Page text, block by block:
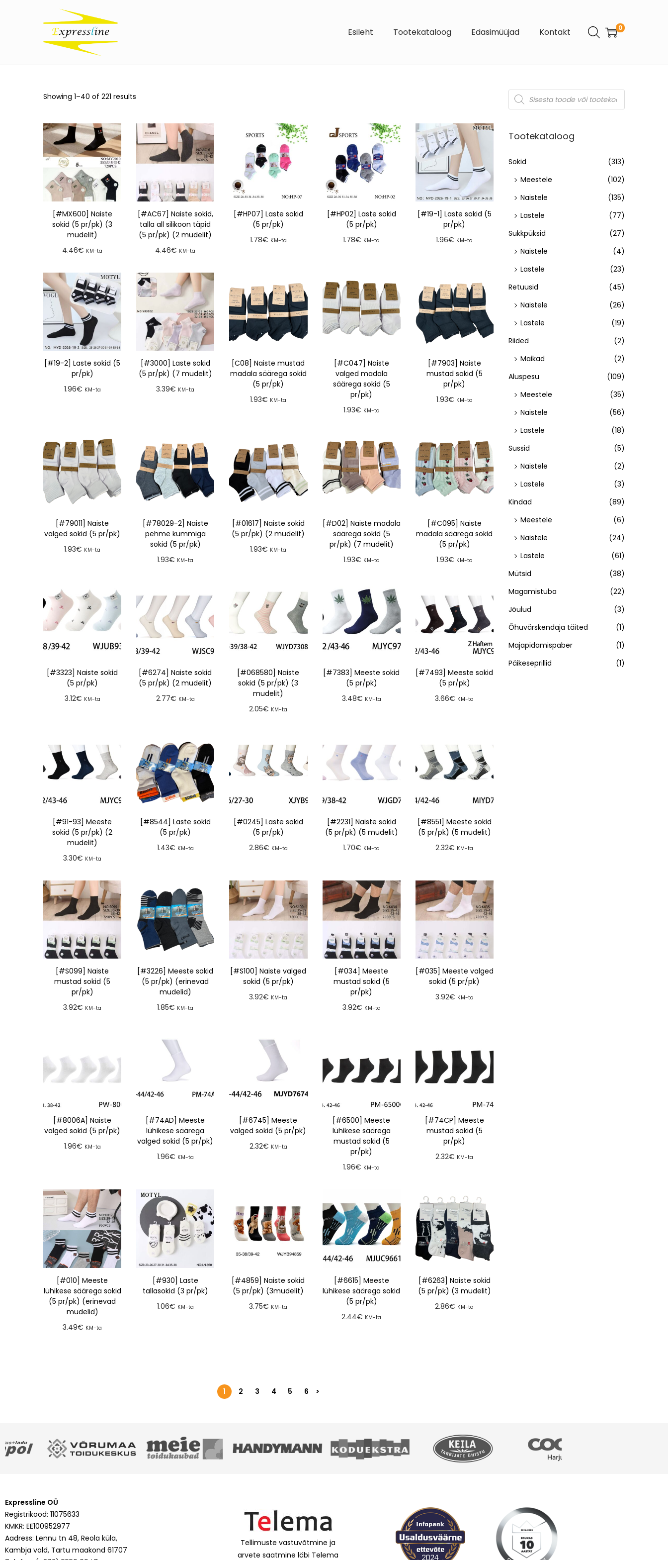
Esileht Tootekataloog Edasimüüjad Kontakt 0
Showing 1–40 of 221 results
[#MX600] Naiste
sokid (5 pr/pk) (3
mudelit)
4.46€ KM-ta
[#AC67] Naiste sokid,
talla all silikoon täpid
(5 pr/pk) (2 mudelit)
4.46€ KM-ta
[#HP07] Laste sokid
(5 pr/pk)
1.78€ KM-ta
[#HP02] Laste sokid
(5 pr/pk)
1.78€ KM-ta
[#19-1] Laste sokid (5
pr/pk)
1.96€ KM-ta
[#19-2] Laste sokid (5
pr/pk)
1.96€ KM-ta
[#3000] Laste sokid
(5 pr/pk) (7 mudelit)
3.39€ KM-ta
[C08] Naiste mustad
madala säärega sokid
(5 pr/pk)
1.93€ KM-ta
[#C047] Naiste
valged madala
säärega sokid (5
pr/pk)
1.93€ KM-ta
[#7903] Naiste
mustad sokid (5
pr/pk)
1.93€ KM-ta
[#79011] Naiste
valged sokid (5 pr/pk)
1.93€ KM-ta
[#78029-2] Naiste
pehme kummiga
sokid (5 pr/pk)
1.93€ KM-ta
[#01617] Naiste sokid
(5 pr/pk) (2 mudelit)
1.93€ KM-ta
[#D02] Naiste madala
säärega sokid (5
pr/pk) (7 mudelit)
1.93€ KM-ta
[#C095] Naiste
madala säärega sokid
(5 pr/pk)
1.93€ KM-ta
[#3323] Naiste sokid
(5 pr/pk)
3.12€ KM-ta
[#6274] Naiste sokid
(5 pr/pk) (2 mudelit)
2.77€ KM-ta
[#068580] Naiste
sokid (5 pr/pk) (3
mudelit)
2.05€ KM-ta
[#7383] Meeste sokid
(5 pr/pk)
3.48€ KM-ta
[#7493] Meeste sokid
(5 pr/pk)
3.66€ KM-ta
[#91-93] Meeste
sokid (5 pr/pk) (2
mudelit)
3.30€ KM-ta
[#8544] Laste sokid
(5 pr/pk)
1.43€ KM-ta
[#0245] Laste sokid
(5 pr/pk)
2.86€ KM-ta
[#2231] Naiste sokid
(5 pr/pk) (5 mudelit)
1.70€ KM-ta
[#8551] Meeste sokid
(5 pr/pk) (5 mudelit)
2.32€ KM-ta
[#S099] Naiste
mustad sokid (5
pr/pk)
3.92€ KM-ta
[#3226] Meeste sokid
(5 pr/pk) (erinevad
mudelid)
1.85€ KM-ta
[#S100] Naiste valged
sokid (5 pr/pk)
3.92€ KM-ta
[#034] Meeste
mustad sokid (5
pr/pk)
3.92€ KM-ta
[#035] Meeste valged
sokid (5 pr/pk)
3.92€ KM-ta
[#8006A] Naiste
valged sokid (5 pr/pk)
1.96€ KM-ta
[#74AD] Meeste
lühikese säärega
valged sokid (5 pr/pk)
1.96€ KM-ta
[#6745] Meeste
valged sokid (5 pr/pk)
2.32€ KM-ta
[#6500] Meeste
lühikese säärega
mustad sokid (5
pr/pk)
1.96€ KM-ta
[#74CP] Meeste
mustad sokid (5
pr/pk)
2.32€ KM-ta
[#010] Meeste
lühikese säärega sokid
(5 pr/pk) (erinevad
mudelid)
3.49€ KM-ta
[#930] Laste
tallasokid (3 pr/pk)
1.06€ KM-ta
[#4859] Naiste sokid
(5 pr/pk) (3mudelit)
3.75€ KM-ta
[#6615] Meeste
lühikese säärega sokid
(5 pr/pk)
2.44€ KM-ta
[#6263] Naiste sokid
(5 pr/pk) (3 mudelit)
2.86€ KM-ta
1 2 3 4 5 6 >
Tootekataloog
Sokid
(313)
Meestele
(102)
Naistele
(135)
Lastele
(77)
Sukkpüksid
(27)
Naistele
(4)
Lastele
(23)
Retuusid
(45)
Naistele
(26)
Lastele
(19)
Riided
(2)
Maikad
(2)
Aluspesu
(109)
Meestele
(35)
Naistele
(56)
Lastele
(18)
Sussid
(5)
Naistele
(2)
Lastele
(3)
Kindad
(89)
Meestele
(6)
Naistele
(24)
Lastele
(61)
Mütsid
(38)
Magamistuba
(22)
Jõulud
(3)
Õhuvärskendaja täited
(1)
Majapidamispaber
(1)
Päikeseprillid
(1)
Expressline OÜ
Registrikood: 11075633
KMKR: EE100952977
Aadress: Lennu tn 48, Reola küla,
Kambja vald, Tartu maakond 61707
Tellimuste vastuvõtmine ja
arvete saatmine läbi Telema